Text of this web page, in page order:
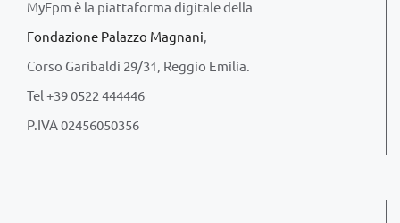
MyFpm è la piattaforma digitale della
Fondazione Palazzo Magnani,
Corso Garibaldi 29/31, Reggio Emilia.
Tel +39 0522 444446
P.IVA 02456050356